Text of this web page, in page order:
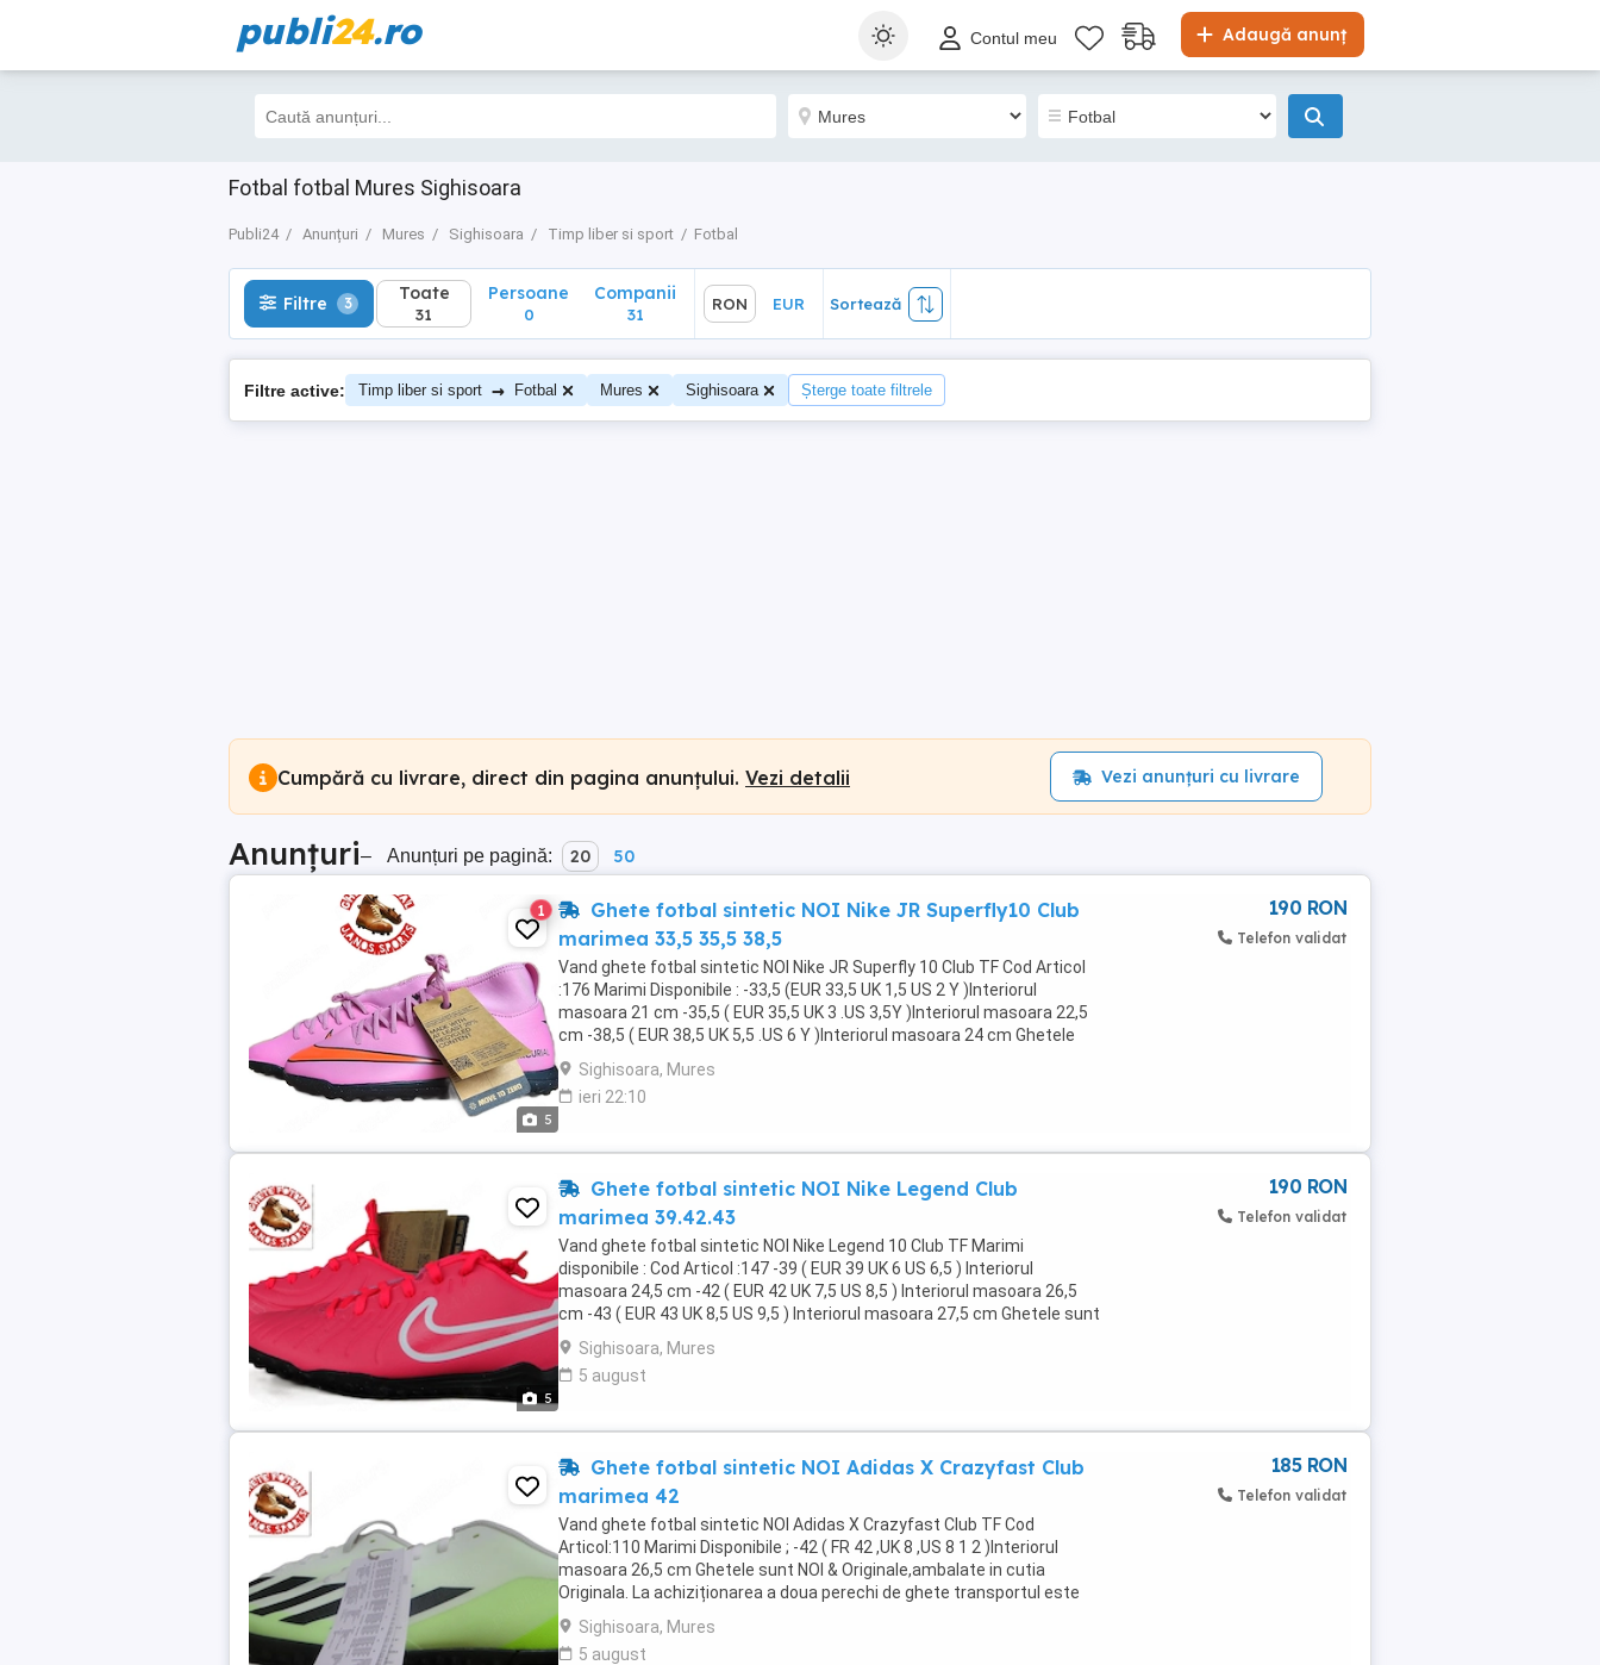
publi24.ro Adaugă anunț
Contul meu
Fotbal fotbal Mures Sighisoara
Publi24 Anunțuri Mures Sighisoara Timp liber si sport Fotbal
Filtre 3 Toate
31
Sortează
Filtre 3 Toate
31
Persoane
0
Companii
31
RON EUR Sortează
Filtre active: Timp liber si sport → Fotbal Mures Sighisoara Șterge toate filtrele
Cumpără cu livrare, direct din pagina anunțului. Vezi detalii Vezi anunțuri cu livrare
Anunțuri– Anunțuri pe pagină: 20 50
5
1
Ghete fotbal sintetic NOI Nike JR Superfly10 Club
marimea 33,5 35,5 38,5
Vand ghete fotbal sintetic NOI Nike JR Superfly 10 Club TF Cod Articol
:176 Marimi Disponibile : -33,5 (EUR 33,5 UK 1,5 US 2 Y )Interiorul
masoara 21 cm -35,5 ( EUR 35,5 UK 3 .US 3,5Y )Interiorul masoara 22,5
cm -38,5 ( EUR 38,5 UK 5,5 .US 6 Y )Interiorul masoara 24 cm Ghetele
sunt NOI & Originale,ambalate ...
Sighisoara, Mures
ieri 22:10
190 RON
Telefon validat
5
Ghete fotbal sintetic NOI Nike Legend Club
marimea 39.42.43
Vand ghete fotbal sintetic NOI Nike Legend 10 Club TF Marimi
disponibile : Cod Articol :147 -39 ( EUR 39 UK 6 US 6,5 ) Interiorul
masoara 24,5 cm -42 ( EUR 42 UK 7,5 US 8,5 ) Interiorul masoara 26,5
cm -43 ( EUR 43 UK 8,5 US 9,5 ) Interiorul masoara 27,5 cm Ghetele sunt
NOI & Originale,ambalate in cutia ...
Sighisoara, Mures
5 august
190 RON
Telefon validat
Ghete fotbal sintetic NOI Adidas X Crazyfast Club
marimea 42
Vand ghete fotbal sintetic NOI Adidas X Crazyfast Club TF Cod
Articol:110 Marimi Disponibile ; -42 ( FR 42 ,UK 8 ,US 8 1 2 )Interiorul
masoara 26,5 cm Ghetele sunt NOI & Originale,ambalate in cutia
Originala. La achiziționarea a doua perechi de ghete transportul este
gratuit ! Livrare in maxim 48 ore ...
Sighisoara, Mures
5 august
185 RON
Telefon validat